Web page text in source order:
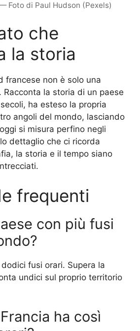
Foto di Paul Hudson (Pexels)
che
la storia
francese non è solo una
Racconta la storia di un paese
ha esteso la propria
angoli del mondo, lasciando
si misura perfino negli
dettaglio che ci ricorda
la storia e il tempo siano
frequenti
con più fusi
fusi orari. Supera la
undici sul proprio territorio
ha così